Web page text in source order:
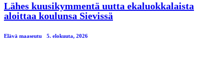
Lähes kuusikymmentä uutta ekaluokkalaista
aloittaa koulunsa Sievissä
Elävä maaseutu 5. elokuuta, 2026